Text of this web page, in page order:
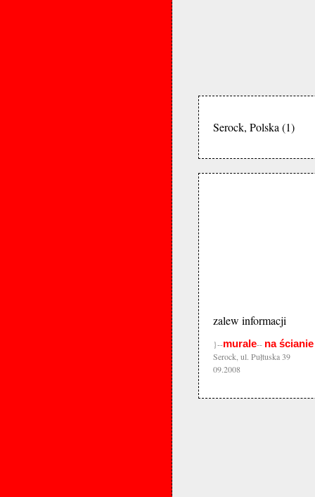
Serock, Polska (1)
zalew informacji
}--murale-- na ścianie
Serock, ul. Pułtuska 39
09.2008